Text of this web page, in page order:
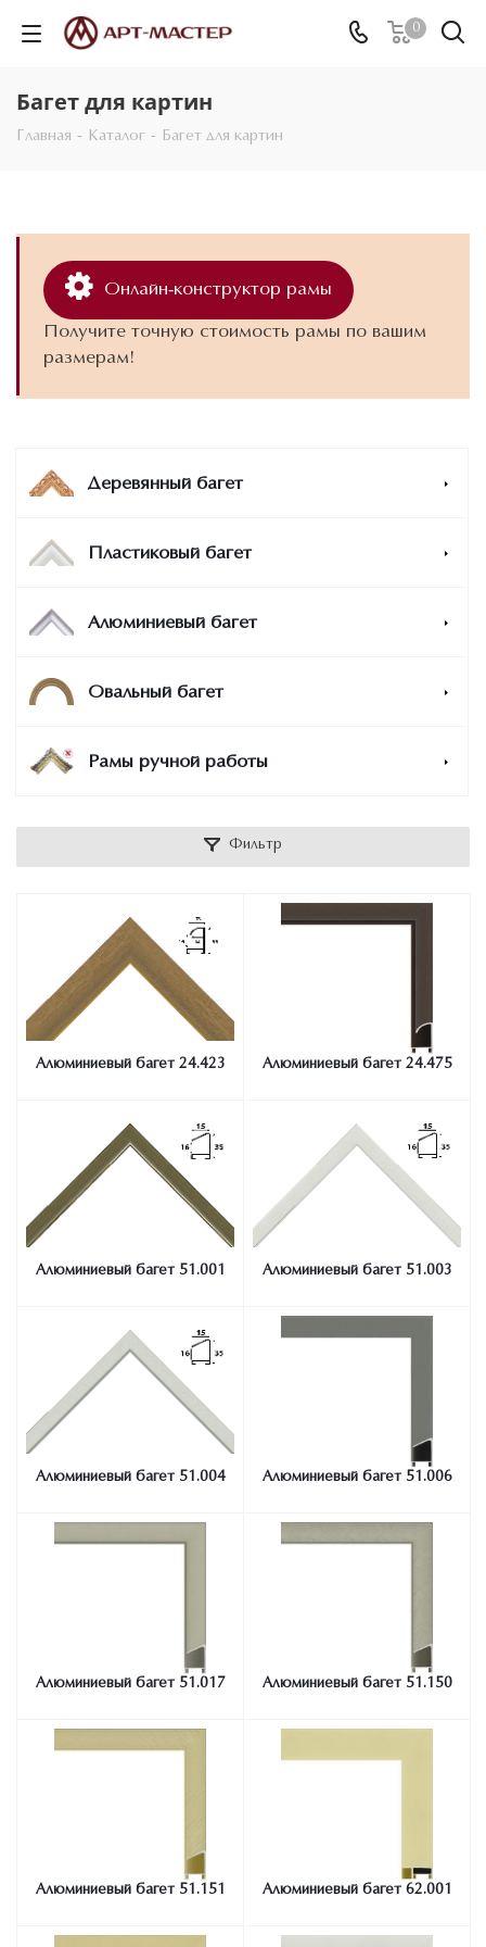
0
Багет для картин
Главная - Каталог - Багет для картин
Онлайн-конструктор рамы
Получите точную стоимость рамы по вашим
размерам!
Деревянный багет
Пластиковый багет
Алюминиевый багет
Овальный багет
Рамы ручной работы
Фильтр
Алюминиевый багет 24.423 Алюминиевый багет 24.475
Алюминиевый багет 51.001 Алюминиевый багет 51.003
Алюминиевый багет 51.004 Алюминиевый багет 51.006
Алюминиевый багет 51.017 Алюминиевый багет 51.150
Алюминиевый багет 51.151 Алюминиевый багет 62.001